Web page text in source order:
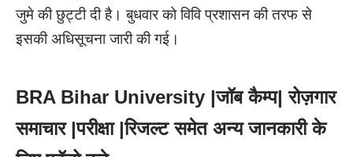
जुमे की छुट्टी दी है। बुधवार को विवि प्रशासन की तरफ से
इसकी अधिसूचना जारी की गई।
BRA Bihar University |जॉब कैम्प| रोज़गार
समाचार |परीक्षा |रिजल्ट समेत अन्य जानकारी के